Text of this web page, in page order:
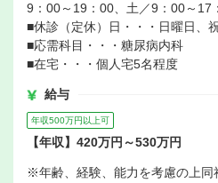
9：00～19：00、土／9：00～17
■休診（定休）日・・・日曜日、
■応需科目・・・糖尿病内科
■在宅・・・個人宅5名程度
給与
年収500万円以上可
【年収】420万円～530万円
※年齢、経験、能力を考慮の上同